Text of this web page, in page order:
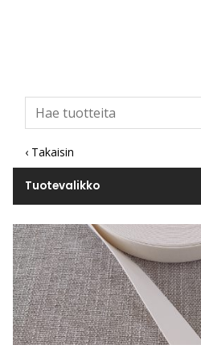
‹ Takaisin
Tuotevalikko